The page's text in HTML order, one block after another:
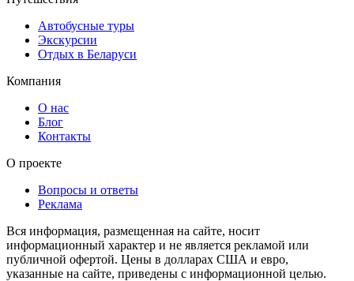
Автобусные туры
Экскурсии
Отдых в Беларуси
Компания
О нас
Блог
Контакты
О проекте
Вопросы и ответы
Реклама
Вся информация, размещенная на сайте, носит
информационный характер и не является рекламой или
публичной офертой. Цены в долларах США и евро,
указанные на сайте, приведены с информационной целью.